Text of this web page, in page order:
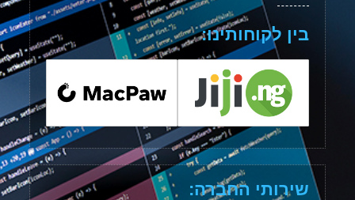
בין לקוחותינו:
שירותי החברה: